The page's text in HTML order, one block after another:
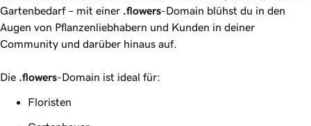
Gartenbedarf – mit einer .flowers-Domain blühst du in den
Augen von Pflanzenliebhabern und Kunden in deiner
Community und darüber hinaus auf.
Die .flowers-Domain ist ideal für:
Floristen